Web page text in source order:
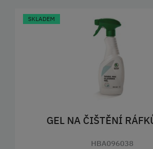
SKLADEM
GEL NA ČIŠTĚNÍ
HBA096038